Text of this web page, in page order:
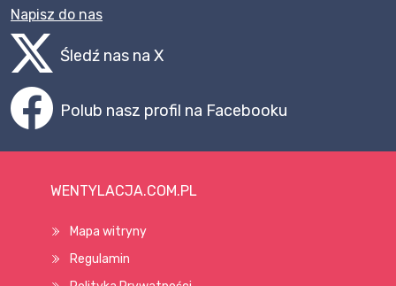
Napisz do nas
Śledź nas na X
Polub nasz profil na Facebooku
WENTYLACJA.COM.PL
Mapa witryny
Regulamin